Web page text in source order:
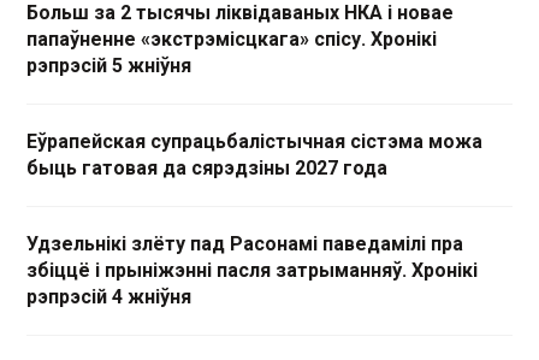
Больш за 2 тысячы ліквідаваных НКА і новае
папаўненне «экстрэмісцкага» спісу. Хронікі
рэпрэсій 5 жніўня
Еўрапейская супрацьбалістычная сістэма можа
быць гатовая да сярэдзіны 2027 года
Удзельнікі злёту пад Расонамі паведамілі пра
збіццё і прыніжэнні пасля затрыманняў. Хронікі
рэпрэсій 4 жніўня